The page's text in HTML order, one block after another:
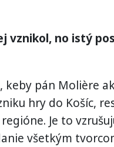
vznikol, no istý
keby pán Molière
hry do Košíc,
Je to
všetkým